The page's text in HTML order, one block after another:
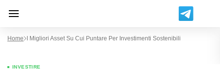
Home I Migliori Asset Su Cui Puntare Per Investimenti Sostenibili
INVESTIRE